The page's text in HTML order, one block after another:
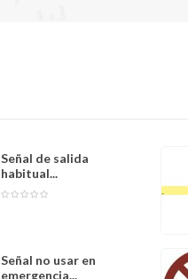
Señal de Evacuación
Flecha...
Señal de Salida de...
Señal de salida
habitual...
Señal no usar en
emergencia...